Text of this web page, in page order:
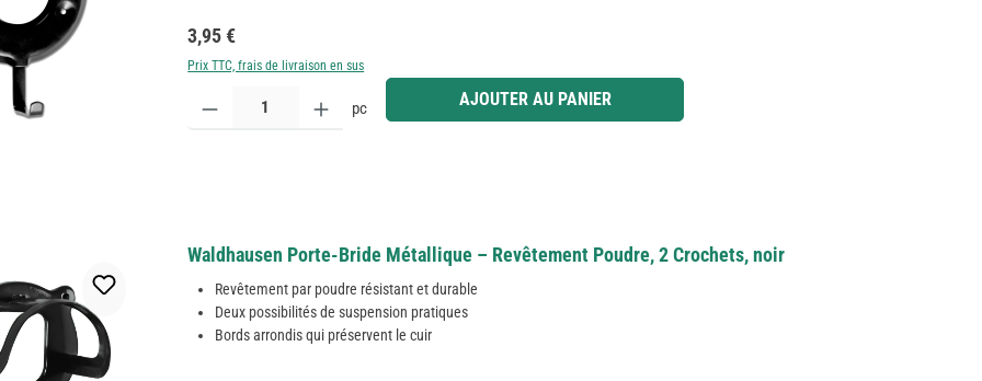
Prix régulier :
3,95 €
Prix TTC, frais de livraison en sus
Quantité de produit : Entrez la quantité souhaitée ou utilisez les boutons pour augmenter ou diminuer la quantité.
pc AJOUTER AU PANIER
Waldhausen Porte-Bride Métallique – Revêtement Poudre, 2 Crochets, noir
Revêtement par poudre résistant et durable
Deux possibilités de suspension pratiques
Bords arrondis qui préservent le cuir